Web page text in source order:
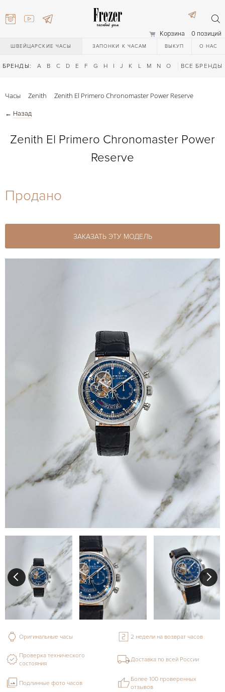
Корзина 0 позиций
ШВЕЙЦАРСКИЕ ЧАСЫ ЗАПОНКИ К ЧАСАМ ВЫКУП О НАС
БРЕНДЫ: A B C D E F G H I J K L M N O Q R S T
ВСЕ БРЕНДЫ
27-44
Часы Zenith Zenith El Primero Chronomaster Power Reserve
← Назад
Zenith El Primero Chronomaster Power
Reserve
Продано
ЗАКАЗАТЬ ЭТУ МОДЕЛЬ
Оригинальные часы 2 недели на возврат часов
Проверка технического
состояния
Доставка по всей России
Подлинные фото часов
Более 100 проверенных
отзывов